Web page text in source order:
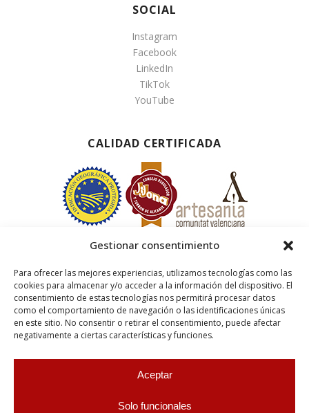
Gestionar consentimiento
Para ofrecer las mejores experiencias, utilizamos tecnologías como las
cookies para almacenar y/o acceder a la información del dispositivo. El
consentimiento de estas tecnologías nos permitirá procesar datos
como el comportamiento de navegación o las identificaciones únicas
en este sitio. No consentir o retirar el consentimiento, puede afectar
negativamente a ciertas características y funciones.
Aceptar
Solo funcionales
SOCIAL
Instagram
Facebook
LinkedIn
TikTok
YouTube
CALIDAD CERTIFICADA